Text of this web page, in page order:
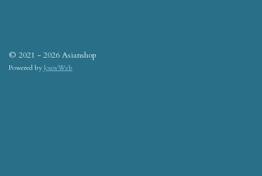
© 2021 - 2026 Asianshop
Powered byJouwWeb